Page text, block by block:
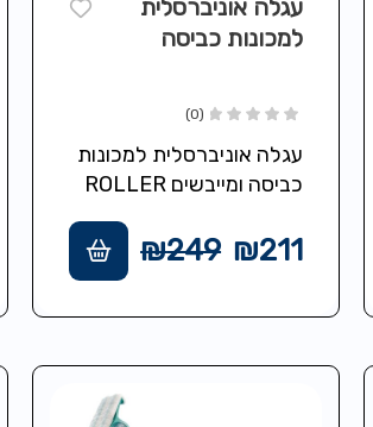
עגלה אוניברסלית
למכונות כביסה
צבע שחור
(0)
עגלה אוניברסלית למכונות
כביסה ומייבשים ROLLER
החשמל הביתיים שלכם.
שדרגו את חוויית השימוש
₪249 ₪211